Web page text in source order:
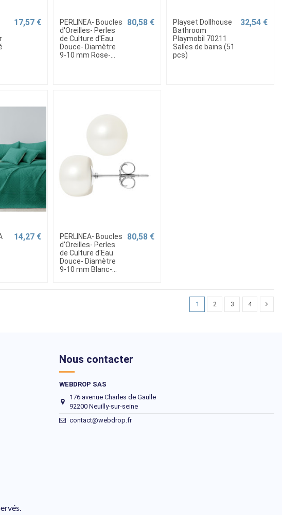
17,57 €
PERLINEA- Boucles
d'Oreilles- Perles
de Culture d'Eau
Douce- Diamètre
9-10 mm Rose-...
80,58 €
Playset Dollhouse
Bathroom
Playmobil 70211
Salles de bains (51
pcs)
32,54 €
14,27 €
PERLINEA- Boucles
d'Oreilles- Perles
de Culture d'Eau
Douce- Diamètre
9-10 mm Blanc-...
80,58 €
1 2 3 4
Nous contacter
WEBDROP SAS
176 avenue Charles de Gaulle
92200 Neuilly-sur-seine
contact@webdrop.fr